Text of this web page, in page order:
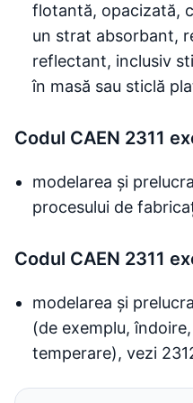
flotantă, opacizată,
un strat absorbant,
reflectant, inclusiv
în masă sau sticlă
Codul CAEN 2311
modelarea și
procesului de
Codul CAEN 2311
modelarea și
(de exemplu,
temperare), vezi